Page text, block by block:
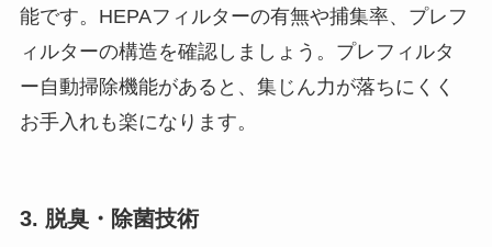
能です。HEPAフィルターの有無や捕集率、プレフ
ィルターの構造を確認しましょう。プレフィルタ
ー自動掃除機能があると、集じん力が落ちにくく
お手入れも楽になります。
3. 脱臭・除菌技術